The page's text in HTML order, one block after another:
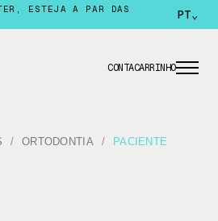
ESTEJA A PAR DAS
PT⌄
CONTACARRINHO
ORTODONTIA PACIENTE